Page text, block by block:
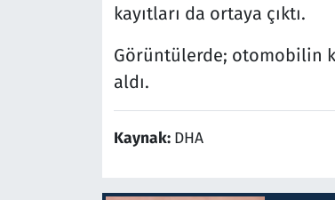
kayıtları da ortaya çıktı.
Görüntülerde; otomobilin
aldı.
Kaynak: DHA